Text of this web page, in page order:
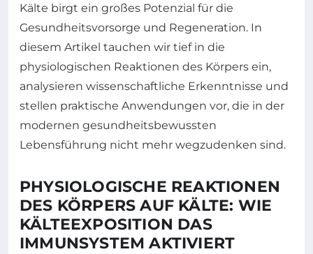
Kälte birgt ein großes Potenzial für die
Gesundheitsvorsorge und Regeneration. In
diesem Artikel tauchen wir tief in die
physiologischen Reaktionen des Körpers ein,
analysieren wissenschaftliche Erkenntnisse und
stellen praktische Anwendungen vor, die in der
modernen gesundheitsbewussten
Lebensführung nicht mehr wegzudenken sind.
PHYSIOLOGISCHE REAKTIONEN
DES KÖRPERS AUF KÄLTE: WIE
KÄLTEEXPOSITION DAS
IMMUNSYSTEM AKTIVIERT